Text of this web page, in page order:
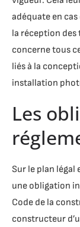
adéquate en
la réception des
concerne tous
liés à la
installation
Les
Sur le plan légal
une obligation
Code de la
constructeur